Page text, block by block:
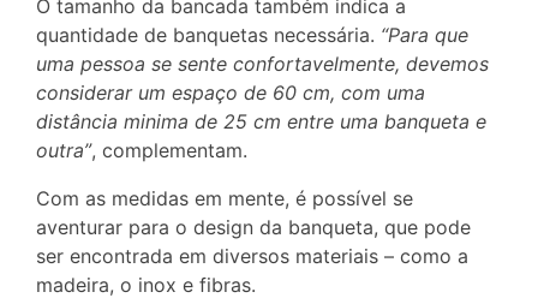
O tamanho da bancada também indica a
quantidade de banquetas necessária. “Para que
uma pessoa se sente confortavelmente, devemos
considerar um espaço de 60 cm, com uma
distância minima de 25 cm entre uma banqueta e
outra”, complementam.
Com as medidas em mente, é possível se
aventurar para o design da banqueta, que pode
ser encontrada em diversos materiais – como a
madeira, o inox e fibras.